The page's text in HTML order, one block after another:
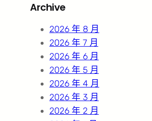
c
Archive
2026 年 8 月
2026 年 7 月
2026 年 6 月
2026 年 5 月
2026 年 4 月
2026 年 3 月
2026 年 2 月